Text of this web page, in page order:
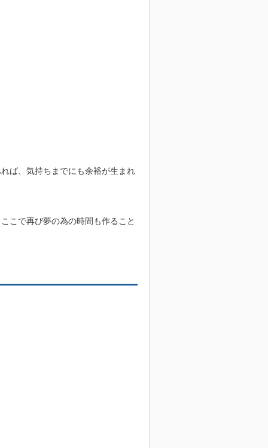
ば、気持ちまでにも余裕が生まれ
こで再び夢の為の時間も作ること